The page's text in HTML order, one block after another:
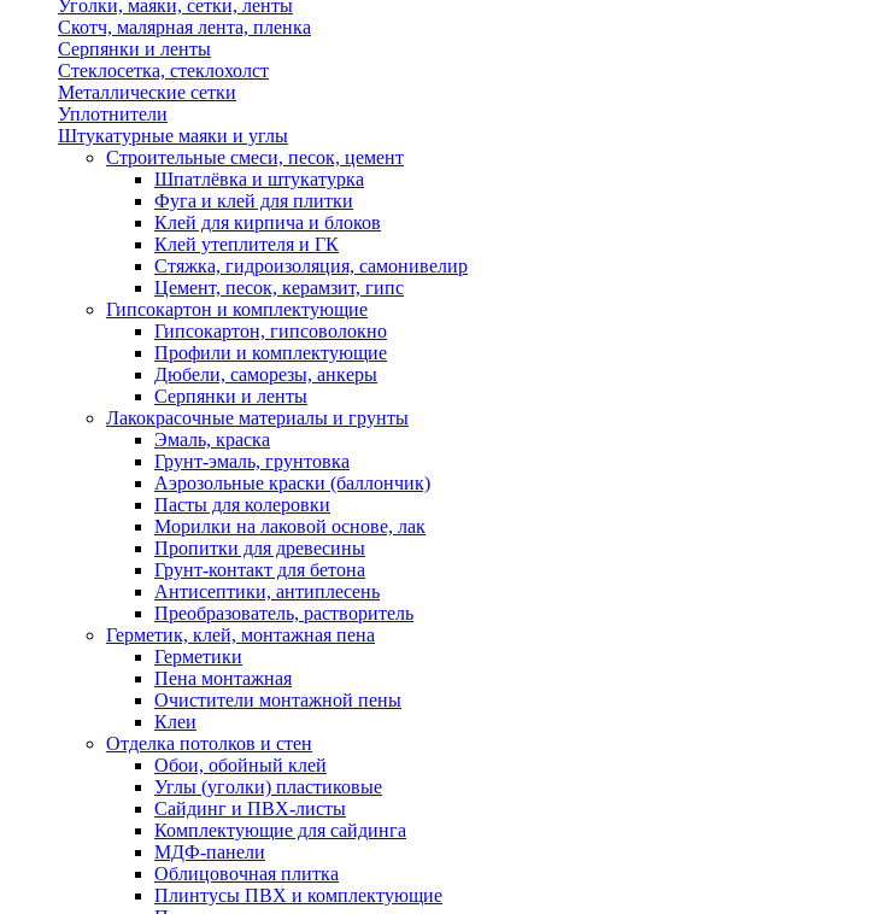
Уголки, маяки, сетки, ленты
Скотч, малярная лента, пленка
Серпянки и ленты
Стеклосетка, стеклохолст
Металлические сетки
Уплотнители
Штукатурные маяки и углы
Строительные смеси, песок, цемент
Шпатлёвка и штукатурка
Фуга и клей для плитки
Клей для кирпича и блоков
Клей утеплителя и ГК
Стяжка, гидроизоляция, самонивелир
Цемент, песок, керамзит, гипс
Гипсокартон и комплектующие
Гипсокартон, гипсоволокно
Профили и комплектующие
Дюбели, саморезы, анкеры
Серпянки и ленты
Лакокрасочные материалы и грунты
Эмаль, краска
Грунт-эмаль, грунтовка
Аэрозольные краски (баллончик)
Пасты для колеровки
Морилки на лаковой основе, лак
Пропитки для древесины
Грунт-контакт для бетона
Антисептики, антиплесень
Преобразователь, растворитель
Герметик, клей, монтажная пена
Герметики
Пена монтажная
Очистители монтажной пены
Клеи
Отделка потолков и стен
Обои, обойный клей
Углы (уголки) пластиковые
Сайдинг и ПВХ-листы
Комплектующие для сайдинга
МДФ-панели
Облицовочная плитка
Плинтусы ПВХ и комплектующие